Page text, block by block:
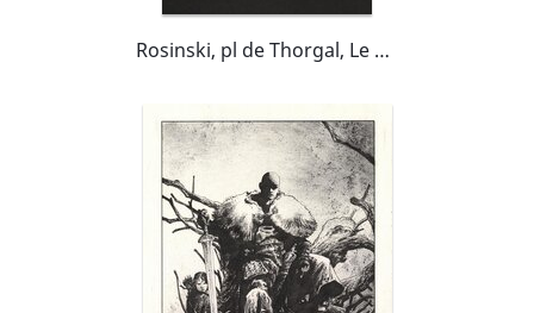
Rosinski, pl de Thorgal, Le Maître des Montagnes